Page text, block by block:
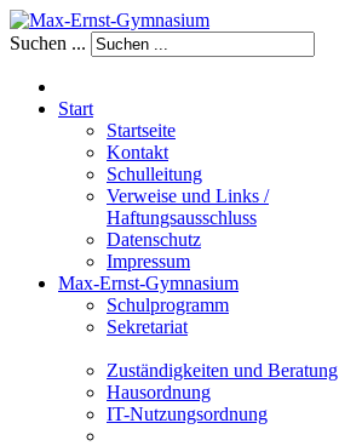
Suchen ...
Start
Startseite
Kontakt
Schulleitung
Verweise und Links /
Haftungsausschluss
Datenschutz
Impressum
Max-Ernst-Gymnasium
Schulprogramm
Sekretariat
Zuständigkeiten und Beratung
Hausordnung
IT-Nutzungsordnung